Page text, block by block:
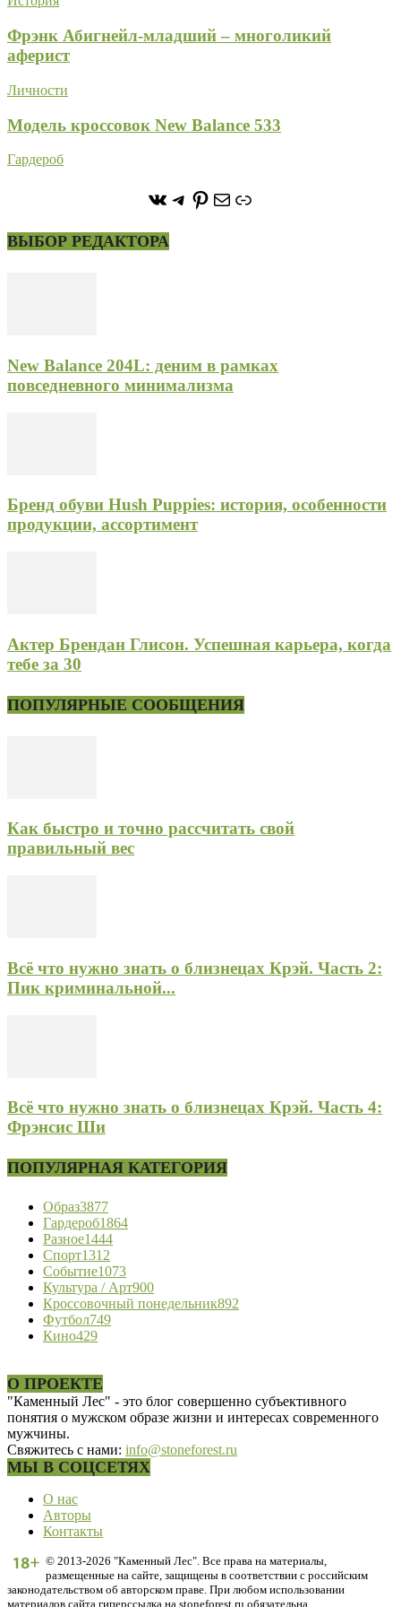
Фрэнк Абигнейл-младший – многоликий
аферист
Личности
Модель кроссовок New Balance 533
Гардероб
https://vk.com/
https://t.me/stoneforest
https://
ПочтаСсылка
ВЫБОР РЕДАКТОРА
New Balance 204L: деним в рамках
повседневного минимализма
Бренд обуви Hush Puppies: история, особенности
продукции, ассортимент
Актер Брендан Глисон. Успешная карьера, когда
тебе за 30
ПОПУЛЯРНЫЕ СООБЩЕНИЯ
Как быстро и точно рассчитать свой
правильный вес
Всё что нужно знать о близнецах Крэй. Часть 2:
Пик криминальной...
Всё что нужно знать о близнецах Крэй. Часть 4:
Фрэнсис Ши
ПОПУЛЯРНАЯ КАТЕГОРИЯ
Образ3877
Гардероб1864
Разное1444
Спорт1312
Событие1073
Культура / Арт900
Кроссовочный понедельник892
Футбол749
Кино429
О ПРОЕКТЕ
"Каменный Лес" - это блог совершенно субъективного
понятия о мужском образе жизни и интересах современного
мужчины.
Свяжитесь с нами: info@stoneforest.ru
МЫ В СОЦСЕТЯХ
О нас
Авторы
Контакты
© 2013-2026 "Каменный Лес". Все права на материалы,
размещенные на сайте, защищены в соответствии с российским
законодательством об авторском праве. При любом использовании
материалов сайта гиперссылка на stoneforest.ru обязательна.